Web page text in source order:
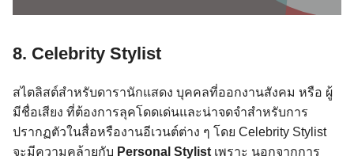
8. Celebrity Stylist
สไตลิสต์สำหรับดารานักแสดง บุคคลที่ออกงานสังคม หรือ ผู้
มีชื่อเสียง ที่ต้องการลุคโดดเด่นและน่าจดจำสำหรับการ
ปรากฏตัวในสื่อหรืองานอีเวนต์ต่าง ๆ โดย Celebrity Stylist
จะมีความคล้ายกับ Personal Stylist เพราะ นอกจากการ